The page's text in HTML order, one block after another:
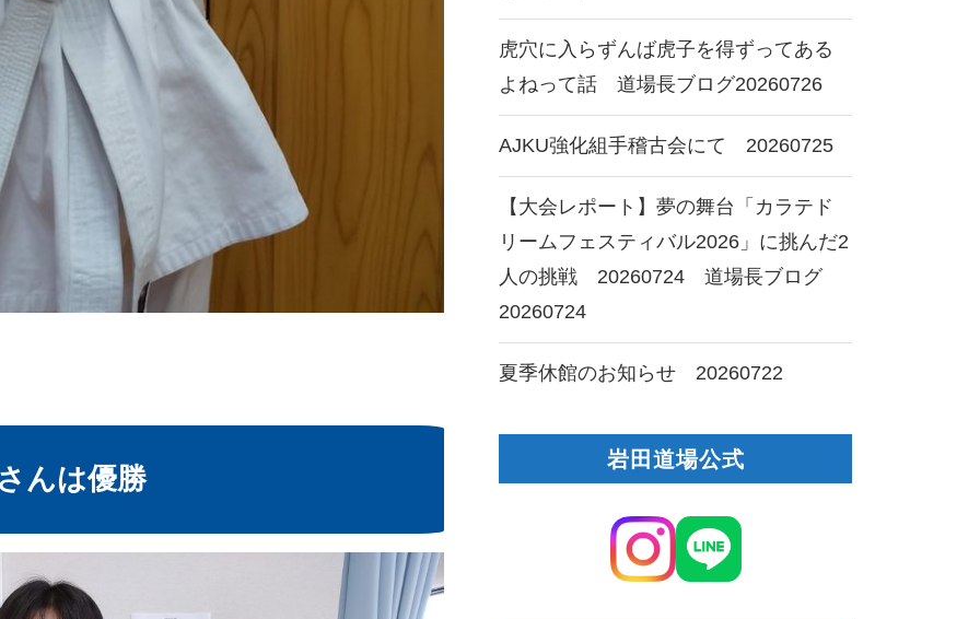
んは優勝
虎穴に入らずんば虎子を得ずってある
よねって話 道場長ブログ20260726
AJKU強化組手稽古会にて 20260725
【大会レポート】夢の舞台「カラテド
リームフェスティバル2026」に挑んだ2
人の挑戦 20260724 道場長ブログ
20260724
夏季休館のお知らせ 20260722
岩田道場公式